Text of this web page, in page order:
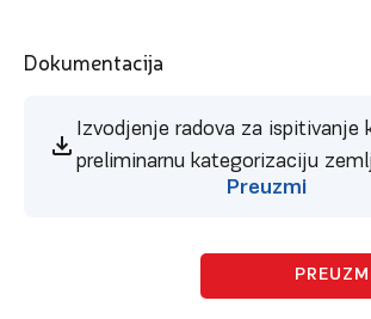
Dokumentacija
Izvodjenje radova za ispitivanje
preliminarnu kategorizaciju
Preuzmi